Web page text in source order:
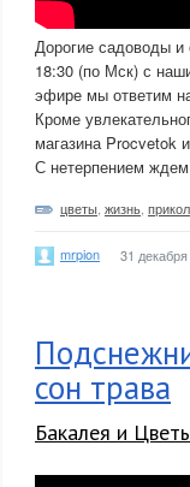
Дорогие садоводы
18:30 (по Мск) с
эфире мы ответим
Кроме
магазина Procvetok
С нетерпением
цветы жизнь прикол
mrpion 31
сон трава
Бакалея и